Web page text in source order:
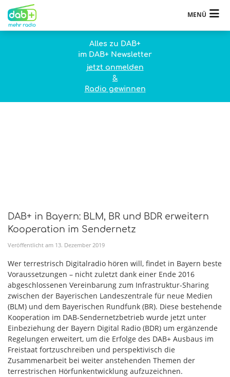
MENÜ
Alles zu DAB+
im DAB+ Newsletter
jetzt anmelden
&
Radio gewinnen
DAB+ in Bayern: BLM, BR und BDR erweitern
Kooperation im Sendernetz
Veröffentlicht am 13. Dezember 2019
Wer terrestrisch Digitalradio hören will, findet in Bayern beste
Voraussetzungen – nicht zuletzt dank einer Ende 2016
abgeschlossenen Vereinbarung zum Infrastruktur-Sharing
zwischen der Bayerischen Landeszentrale für neue Medien
(BLM) und dem Bayerischen Rundfunk (BR). Diese bestehende
Kooperation im DAB-Sendernetzbetrieb wurde jetzt unter
Einbeziehung der Bayern Digital Radio (BDR) um ergänzende
Regelungen erweitert, um die Erfolge des DAB+ Ausbaus im
Freistaat fortzuschreiben und perspektivisch die
Zusammenarbeit bei weiter anstehenden Themen der
terrestrischen Hörfunkentwicklung aufzuzeichnen.